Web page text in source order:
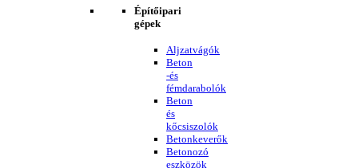
Építőipari
gépek
Aljzatvágók
Beton
-és
fémdarabolók
Beton
és
kőcsiszolók
Betonkeverők
Betonozó
eszközök